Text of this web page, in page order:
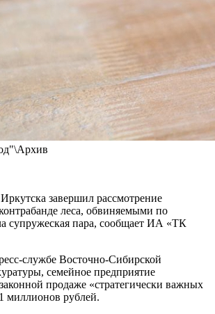
завершил рассмотрение
леса, обвиняемыми по
супружеская пара, сообщает ИА «ТК
службе Восточно-Сибирской
семейное предприятие
продаже «стратегически важных
миллионов рублей.